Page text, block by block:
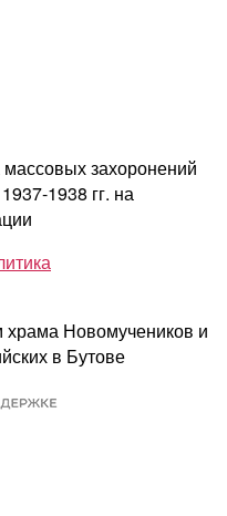
захоронений
1938 гг. на
храма Новомучеников и
в Бутове